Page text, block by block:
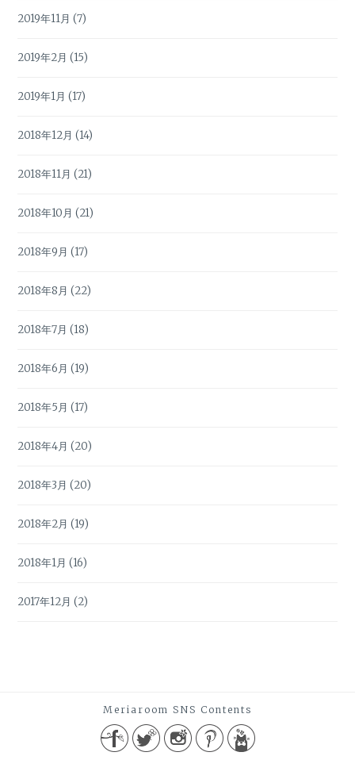
2019年11月 (7)
2019年2月 (15)
2019年1月 (17)
2018年12月 (14)
2018年11月 (21)
2018年10月 (21)
2018年9月 (17)
2018年8月 (22)
2018年7月 (18)
2018年6月 (19)
2018年5月 (17)
2018年4月 (20)
2018年3月 (20)
2018年2月 (19)
2018年1月 (16)
2017年12月 (2)
Meriaroom SNS Contents